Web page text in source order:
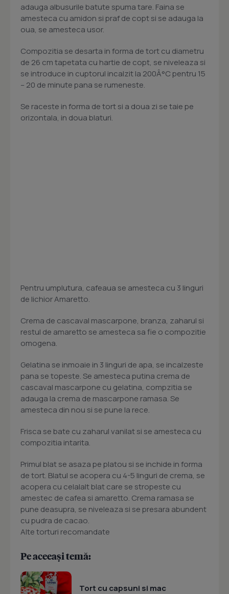
adauga albusurile batute spuma tare. Faina se
amesteca cu amidon si praf de copt si se adauga la
oua, se amesteca usor.
Compozitia se desarta in forma de tort cu diametru
de 26 cm tapetata cu hartie de copt, se niveleaza si
se introduce in cuptorul incalzit la 200Â°C pentru 15
– 20 de minute pana se rumeneste.
Se raceste in forma de tort si a doua zi se taie pe
orizontala, in doua blaturi.
Pentru umplutura, cafeaua se amesteca cu 3 linguri
de lichior Amaretto.
Crema de cascaval mascarpone, branza, zaharul si
restul de amaretto se amesteca sa fie o compozitie
omogena.
Gelatina se inmoaie in 3 linguri de apa, se incalzeste
pana se topeste. Se amesteca putina crema de
cascaval mascarpone cu gelatina, compzitia se
adauga la crema de mascarpone ramasa. Se
amesteca din nou si se pune la rece.
Frisca se bate cu zaharul vanilat si se amesteca cu
compozitia intarita.
Primul blat se asaza pe platou si se inchide in forma
de tort. Blatul se acopera cu 4-5 linguri de crema, se
acopera cu celalalt blat care se stropeste cu
amestec de cafea si amaretto. Crema ramasa se
pune deasupra, se niveleaza si se presara abundent
cu pudra de cacao.
Alte torturi recomandate
Pe aceeași temă:
Tort cu capsuni si mac